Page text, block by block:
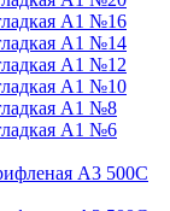
А1 №16
А1 №14
А1 №12
А1 №10
А1 №8
А1 №6
А3 500С